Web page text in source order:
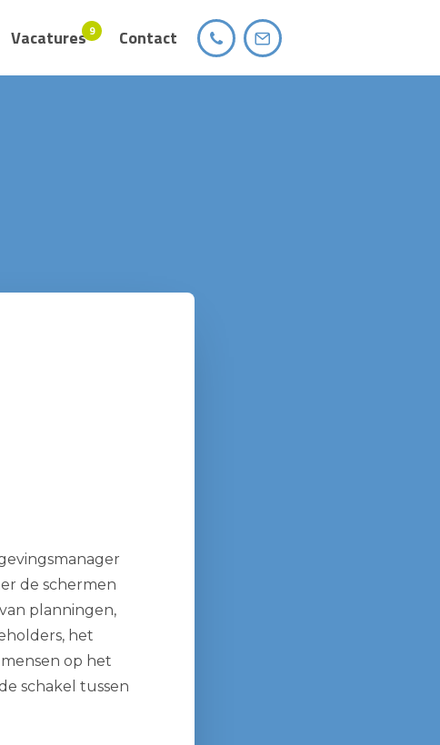
Vacatures 9 Contact
de schermen
planningen,
het
op het
schakel tussen